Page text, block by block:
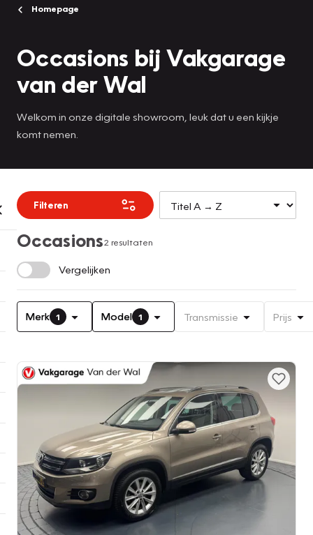
Homepage
Occasions bij Vakgarage
van der Wal
Welkom in onze digitale showroom, leuk dat u een kijkje
komt nemen.
Filteren
Occasions2 resultaten
Vergelijken
Merk 1 Model 1 Transmissie Prijs